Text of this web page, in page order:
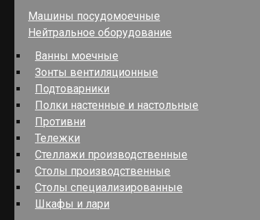
Машины посудомоечные
Нейтральное оборудование
Ванны моечные
Зонты вентиляционные
Подтоварники
Полки настенные и настольные
Противни
Тележки
Стеллажи производственные
Столы производственные
Столы специализированные
Шкафы и лари